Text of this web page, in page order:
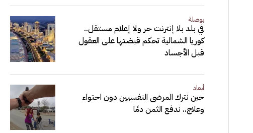
بوصلة
في بلد بلا إنترنت حر ولا إعلام مستقل..
كوريا الشمالية تحكم قبضتها على العقول
قبل الأجساد
أبعاد
حين نترك المرضى النفسيين دون احتواء
وعلاج.. ندفع الثمن دمًا